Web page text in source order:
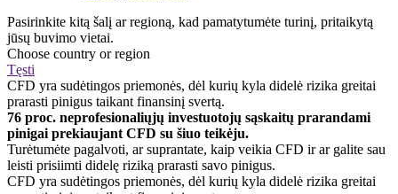
Pasirinkite kitą šalį ar regioną, kad pamatytumėte turinį, pritaikytą
jūsų buvimo vietai.
Choose country or region
Tęsti
CFD yra sudėtingos priemonės, dėl kurių kyla didelė rizika greitai
prarasti pinigus taikant finansinį svertą.
76 proc. neprofesionaliųjų investuotojų sąskaitų prarandami
pinigai prekiaujant CFD su šiuo teikėju.
Turėtumėte pagalvoti, ar suprantate, kaip veikia CFD ir ar galite sau
leisti prisiimti didelę riziką prarasti savo pinigus.
CFD yra sudėtingos priemonės, dėl kurių kyla didelė rizika greitai